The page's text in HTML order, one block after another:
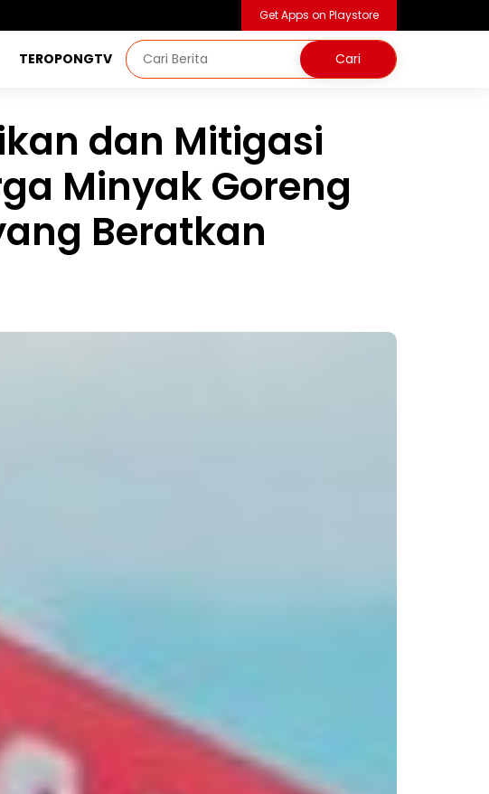
Get Apps on Playstore
TEROPONGTV
dan Mitigasi
Minyak Goreng
Beratkan